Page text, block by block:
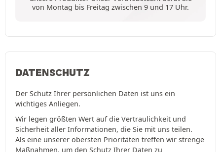
von Montag bis Freitag zwischen 9 und 17 Uhr.
DATENSCHUTZ
Der Schutz Ihrer persönlichen Daten ist uns ein
wichtiges Anliegen.
Wir legen größten Wert auf die Vertraulichkeit und
Sicherheit aller Informationen, die Sie mit uns teilen.
Als eine unserer obersten Prioritäten treffen wir strenge
Maßnahmen, um den Schutz Ihrer Daten zu